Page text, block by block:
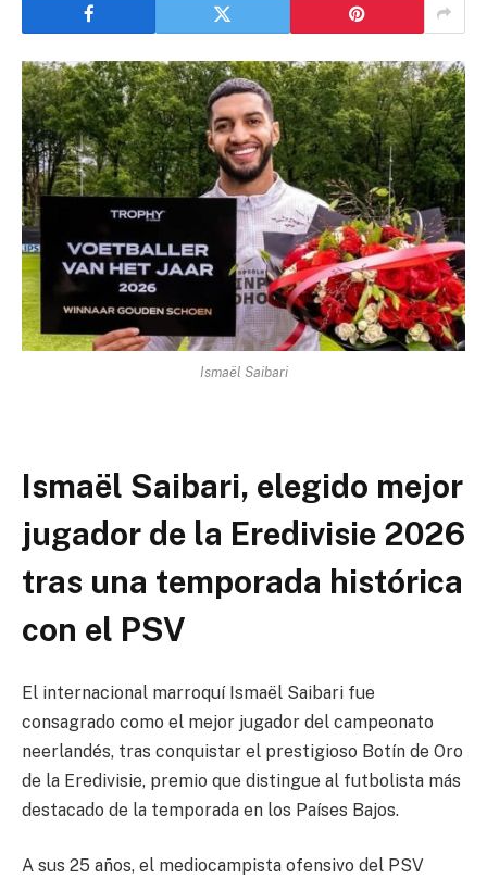
Ismaël Saibari
Ismaël Saibari, elegido mejor
jugador de la Eredivisie 2026
tras una temporada histórica
con el PSV
El internacional marroquí Ismaël Saibari fue
consagrado como el mejor jugador del campeonato
neerlandés, tras conquistar el prestigioso Botín de Oro
de la Eredivisie, premio que distingue al futbolista más
destacado de la temporada en los Países Bajos.
A sus 25 años, el mediocampista ofensivo del PSV